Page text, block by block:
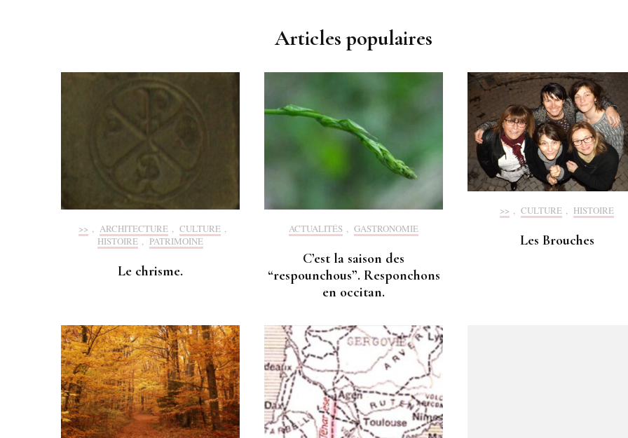
Articles populaires
>> , ARCHITECTURE , CULTURE ,
HISTOIRE , PATRIMOINE
Le chrisme.
ACTUALITÉS , GASTRONOMIE
C’est la saison des
“respounchous”. Responchons
en occitan.
>> , CULTURE , HISTOIRE
Les Brouches